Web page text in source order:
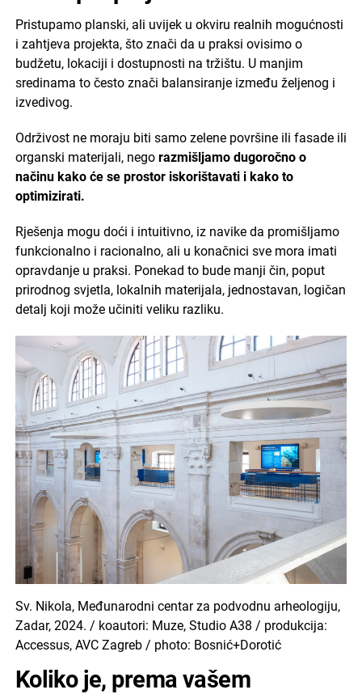
Pristupamo planski, ali uvijek u okviru realnih mogućnosti
i zahtjeva projekta, što znači da u praksi ovisimo o
budžetu, lokaciji i dostupnosti na tržištu. U manjim
sredinama to često znači balansiranje između željenog i
izvedivog.
Održivost ne moraju biti samo zelene površine ili fasade ili
organski materijali, nego razmišljamo dugoročno o
načinu kako će se prostor iskorištavati i kako to
optimizirati.
Rješenja mogu doći i intuitivno, iz navike da promišljamo
funkcionalno i racionalno, ali u konačnici sve mora imati
opravdanje u praksi. Ponekad to bude manji čin, poput
prirodnog svjetla, lokalnih materijala, jednostavan, logičan
detalj koji može učiniti veliku razliku.
Sv. Nikola, Međunarodni centar za podvodnu arheologiju,
Zadar, 2024. / koautori: Muze, Studio A38 / produkcija:
Accessus, AVC Zagreb / photo: Bosnić+Dorotić
Koliko je, prema vašem